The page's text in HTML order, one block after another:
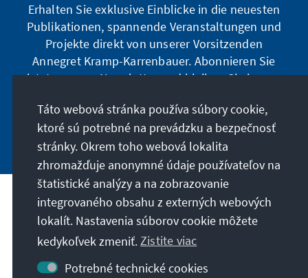
Erhalten Sie exklusive Einblicke in die neuesten
Publikationen, spannende Veranstaltungen und
Projekte direkt von unserer Vorsitzenden
Annegret Kramp-Karrenbauer. Abonnieren Sie
jetzt unseren Newsletter und bleiben Sie immer
Jetzt abonnieren
Naše poslanie
Kontakt
Táto webová stránka používa súbory cookie,
ktoré sú potrebné na prevádzku a bezpečnosť
stránky. Okrem toho webová lokalita
zhromažďuje anonymné údaje používateľov na
štatistické analýzy a na zobrazovanie
integrovaného obsahu z externých webových
lokalít. Nastavenia súborov cookie môžete
kedykoľvek zmeniť.Zistite viac
Potrebné technické cookies